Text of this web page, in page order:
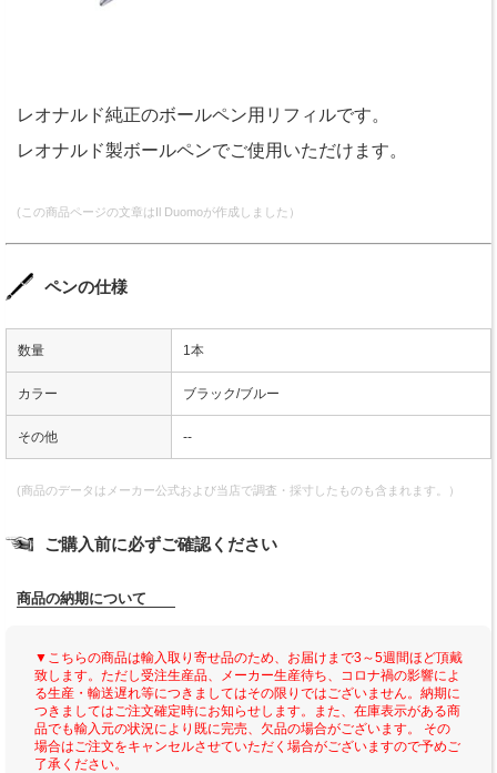
レオナルド純正のボールペン用リフィルです。
レオナルド製ボールペンでご使用いただけます。
(この商品ページの文章はIl Duomoが作成しました）
ペンの仕様
数量 1本
カラー ブラック/ブルー
その他 --
(商品のデータはメーカー公式および当店で調査・採寸したものも含まれます。）
ご購入前に必ずご確認ください
商品の納期について
▼こちらの商品は輸入取り寄せ品のため、お届けまで3～5週間ほど頂戴
致します。ただし受注生産品、メーカー生産待ち、コロナ禍の影響によ
る生産・輸送遅れ等につきましてはその限りではございません。納期に
つきましてはご注文確定時にお知らせします。また、在庫表示がある商
品でも輸入元の状況により既に完売、欠品の場合がございます。 その
場合はご注文をキャンセルさせていただく場合がございますので予めご
了承ください。